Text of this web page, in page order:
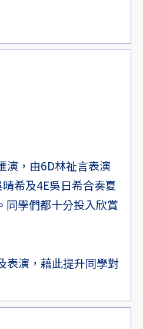
演，由6D林祉言表演
希及4E吳日希合奏夏
同學們都十分投入欣賞
表演，藉此提升同學對